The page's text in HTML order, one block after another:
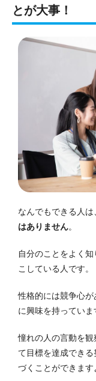
とが大事！
なんでもできる人は
はありません。
自分のことをよく
こしている人です。
性格的には競争心
に興味を持っていま
憧れの人の言動を
て目標を達成でき
づくことができます